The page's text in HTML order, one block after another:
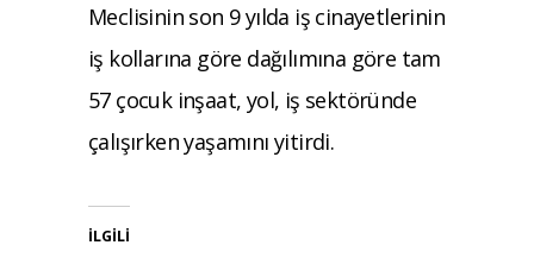
Meclisinin son 9 yılda iş cinayetlerinin
iş kollarına göre dağılımına göre tam
57 çocuk inşaat, yol, iş sektöründe
çalışırken yaşamını yitirdi.
İLGILI